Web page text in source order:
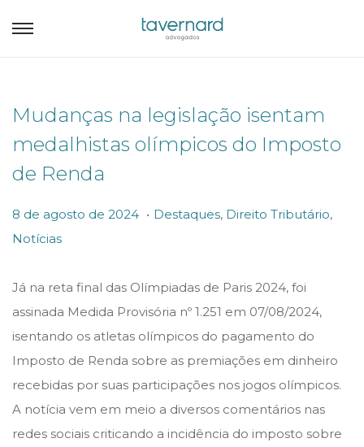
Mudanças na legislação isentam
medalhistas olímpicos do Imposto
de Renda
P
o
t
e
d
o
n
8 de agosto de 2024 8
a
g
o
s
t
o
d
. P
t
e
d
i
n
Destaques, Direito Tributário,
Notícias
Já na reta final das Olímpiadas de Paris 2024, foi
assinada Medida Provisória nº 1.251 em 07/08/2024,
isentando os atletas olímpicos do pagamento do
Imposto de Renda sobre as premiações em dinheiro
recebidas por suas participações nos jogos olímpicos.
A notícia vem em meio a diversos comentários nas
redes sociais criticando a incidência do imposto sobre